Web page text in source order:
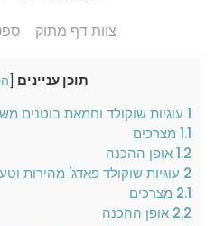
צוות דף מתוק
תוכן עניינים
1 עוגיות שוקולד וחמאת בוטנים
1.1 מצרכים
1.2אופן ההכנה
2 עוגיות שוקולד פאדג' מהירות
2.1 מצרכים
2.2 אופן ההכנה